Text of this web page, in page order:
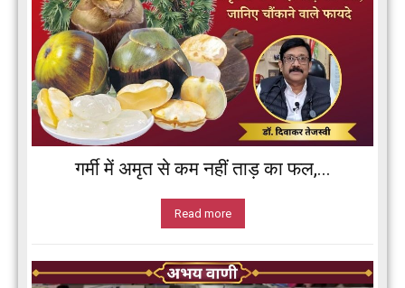
गर्मी में अमृत से कम नहीं ताड़ का फल,...
Read more